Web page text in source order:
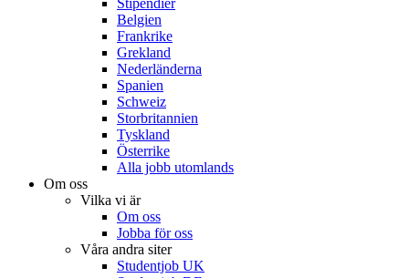
Stipendier
Belgien
Frankrike
Grekland
Nederländerna
Spanien
Schweiz
Storbritannien
Tyskland
Österrike
Alla jobb utomlands
Om oss
Vilka vi är
Om oss
Jobba för oss
Våra andra siter
Studentjob UK